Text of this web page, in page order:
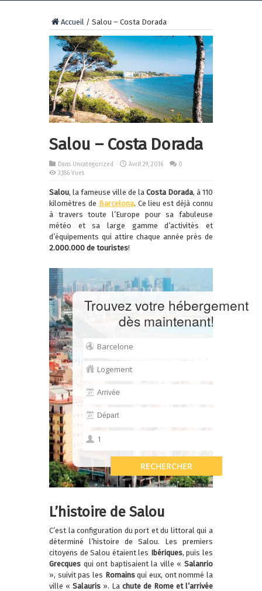
Accueil / Salou – Costa Dorada
Salou – Costa Dorada
Dans Uncategorized Avril 29, 2016
0
3,186 Vues
Salou, la fameuse ville de la Costa Dorada, à 110
kilomètres de Barcelona. Ce lieu est déjà connu
à travers toute l’Europe pour sa fabuleuse
météo et sa large gamme d’activités et
d’équipements qui attire chaque année près de
2.000.000 de touristes!
Trouvez votre hébergement
dès maintenant!
L’histoire de Salou
C’est la configuration du port et du littoral qui a
déterminé l’histoire de Salou. Les premiers
citoyens de Salou étaient les Ibériques, puis les
Grecques qui ont baptisaient la ville « Salanrio
», suivit pas les Romainsqui eux, ont nommé la
ville « Salauris ». La chute de Rome et l’arrivée